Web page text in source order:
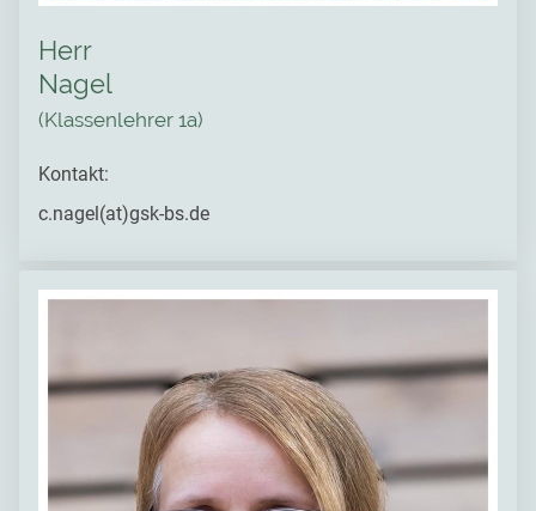
Herr
Nagel
(Klassenlehrer 1a)
Kontakt:
c.nagel(at)gsk-bs.de